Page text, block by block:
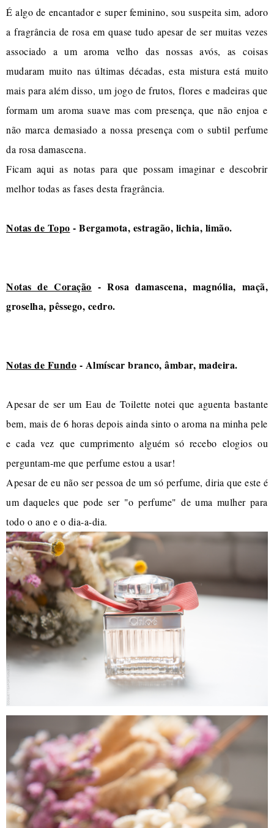
É algo de encantador e super feminino, sou suspeita sim, adoro
a fragrância de rosa em quase tudo apesar de ser muitas vezes
associado a um aroma velho das nossas avós, as coisas
mudaram muito nas últimas décadas, esta mistura está muito
mais para além disso, um jogo de frutos, flores e madeiras que
formam um aroma suave mas com presença, que não enjoa e
não marca demasiado a nossa presença com o subtil perfume
da rosa damascena.
Ficam aqui as notas para que possam imaginar e descobrir
melhor todas as fases desta fragrância.
Notas de Topo - Bergamota, estragão, lichia, limão.
Notas de Coração - Rosa damascena, magnólia, maçã,
groselha, pêssego, cedro.
Notas de Fundo - Almíscar branco, âmbar, madeira.
Apesar de ser um Eau de Toilette notei que aguenta bastante
bem, mais de 6 horas depois ainda sinto o aroma na minha pele
e cada vez que cumprimento alguém só recebo elogios ou
perguntam-me que perfume estou a usar!
Apesar de eu não ser pessoa de um só perfume, diria que este é
um daqueles que pode ser "o perfume" de uma mulher para
todo o ano e o dia-a-dia.